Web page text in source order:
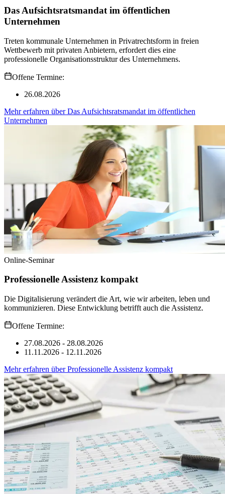
Das Aufsichtsratsmandat im öffentlichen
Unternehmen
Treten kommunale Unternehmen in Privatrechtsform in freien
Wettbewerb mit privaten Anbietern, erfordert dies eine
professionelle Organisationsstruktur des Unternehmens.
Offene Termine:
26.08.2026
Mehr erfahren überDas Aufsichtsratsmandat im öffentlichen
Unternehmen
Online-Seminar
Professionelle Assistenz kompakt
Die Digitalisierung verändert die Art, wie wir arbeiten, leben und
kommunizieren. Diese Entwicklung betrifft auch die Assistenz.
Offene Termine:
27.08.2026 - 28.08.2026
11.11.2026 - 12.11.2026
Mehr erfahren überProfessionelle Assistenz kompakt